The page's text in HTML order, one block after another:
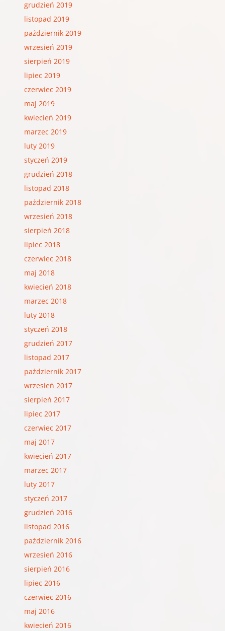
grudzień 2019
listopad 2019
październik 2019
wrzesień 2019
sierpień 2019
lipiec 2019
czerwiec 2019
maj 2019
kwiecień 2019
marzec 2019
luty 2019
styczeń 2019
grudzień 2018
listopad 2018
październik 2018
wrzesień 2018
sierpień 2018
lipiec 2018
czerwiec 2018
maj 2018
kwiecień 2018
marzec 2018
luty 2018
styczeń 2018
grudzień 2017
listopad 2017
październik 2017
wrzesień 2017
sierpień 2017
lipiec 2017
czerwiec 2017
maj 2017
kwiecień 2017
marzec 2017
luty 2017
styczeń 2017
grudzień 2016
listopad 2016
październik 2016
wrzesień 2016
sierpień 2016
lipiec 2016
czerwiec 2016
maj 2016
kwiecień 2016